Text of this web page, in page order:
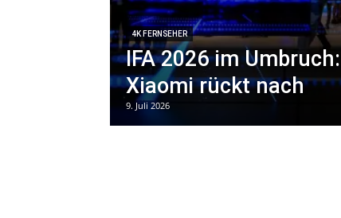
4K FERNSEHER
IFA 2026 im
Xiaomi rückt nach
9. Juli 2026